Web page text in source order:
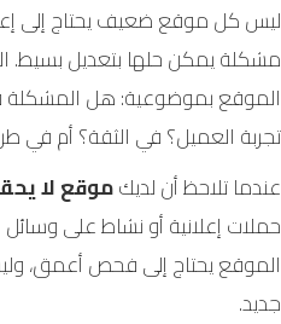
ليس كل موقع ضعيف يحتاج إلى
مشكلة يمكن حلها بتعديل بسيط.
الموقع بموضوعية: هل
تجربة العميل؟ في الثقة؟ أم في
عندما تلاحظ أن لديكموقع لا
حملات إعلانية أو نشاط على
الموقع يحتاج إلى فحص أعمق،
جديد.